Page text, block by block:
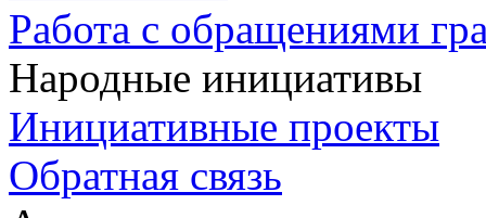
Работа с обращениями
Народные инициативы
Инициативные проекты
Обратная связь